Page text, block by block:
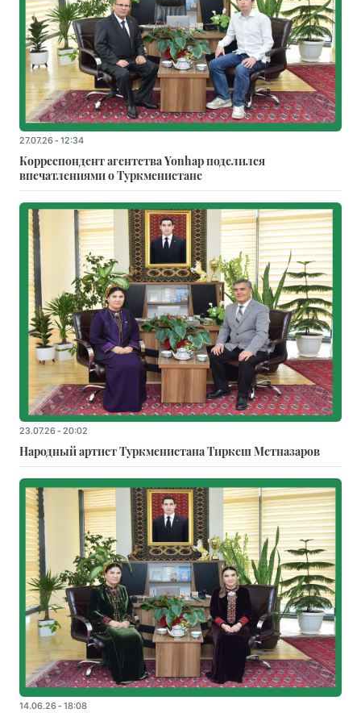
27.07.26 - 12:34
Корреспондент агентства Yonhap поделился
впечатлениями о Туркменистане
23.07.26 - 20:02
Народный артист Туркменистана Тиркеш Мeтназаров
14.06.26 - 18:08